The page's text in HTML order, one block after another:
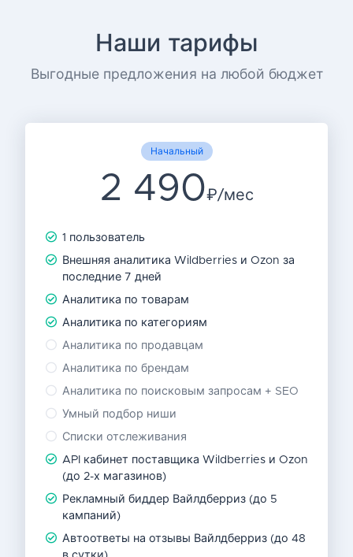
Наши тарифы
Выгодные предложения на любой бюджет
Начальный
2 490₽/мес
1 пользователь
Внешняя аналитика Wildberries и Ozon за
последние 7 дней
Аналитика по товарам
Аналитика по категориям
Аналитика по продавцам
Аналитика по брендам
Аналитика по поисковым запросам + SEO
Умный подбор ниши
Списки отслеживания
API кабинет поставщика Wildberries и Ozon
(до 2-х магазинов)
Рекламный биддер Вайлдберриз (до 5
кампаний)
Автоответы на отзывы Вайлдберриз (до 48